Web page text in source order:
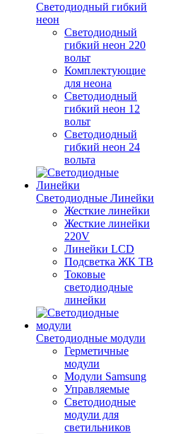
Светодиодный гибкий
неон
Светодиодный
гибкий неон 220
вольт
Комплектующие
для неона
Светодиодный
гибкий неон 12
вольт
Светодиодный
гибкий неон 24
вольта
Светодиодные Линейки
Жесткие линейки
Жесткие линейки
220V
Линейки LCD
Подсветка ЖК ТВ
Токовые
светодиодные
линейки
Светодиодные модули
Герметичные
модули
Модули Samsung
Управляемые
Светодиодные
модули для
светильников